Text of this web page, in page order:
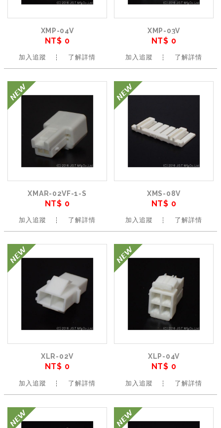
XMP-04V
NT$ 0
加入追蹤 了解詳情
XMP-03V
NT$ 0
加入追蹤 了解詳情
XMAR-02VF-1-S
NT$ 0
加入追蹤 了解詳情
XMS-08V
NT$ 0
加入追蹤 了解詳情
XLR-02V
NT$ 0
加入追蹤 了解詳情
XLP-04V
NT$ 0
加入追蹤 了解詳情